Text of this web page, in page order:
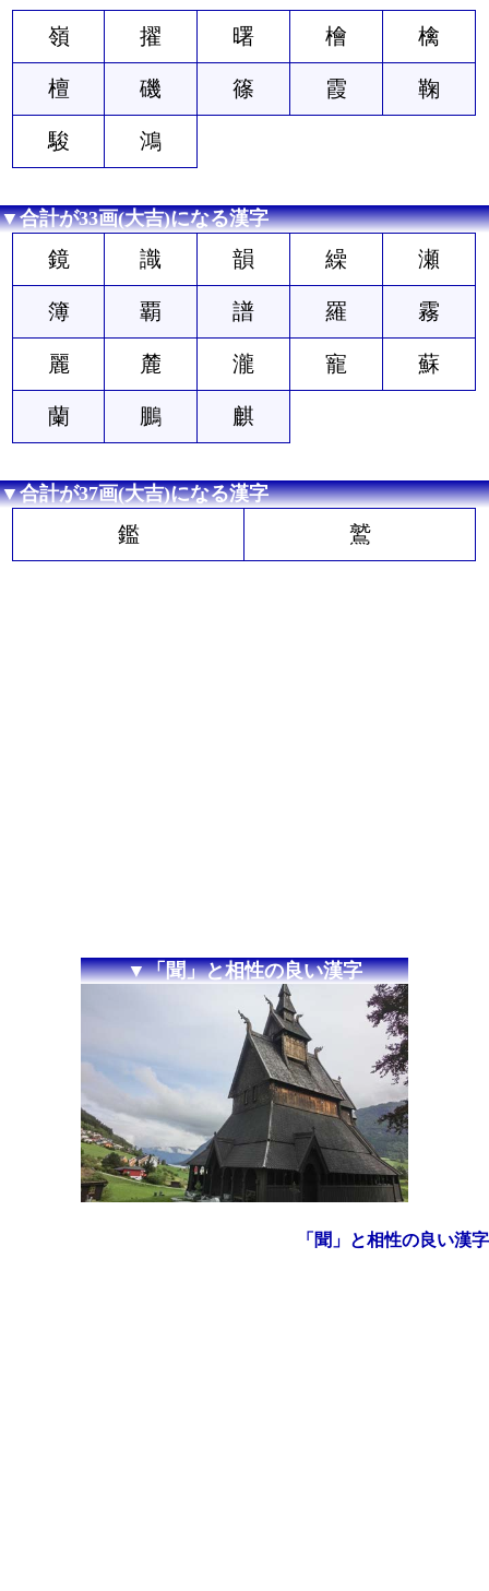
嶺 擢 曙 檜 檎
檀 磯 篠 霞 鞠
駿 鴻
▼合計が33画(大吉)になる漢字
鏡 識 韻 繰 瀬
簿 覇 譜 羅 霧
麗 麓 瀧 寵 蘇
蘭 鵬 麒
▼合計が37画(大吉)になる漢字
鑑 鷲
▼「聞」と相性の良い漢字
「聞」と相性の良い漢字